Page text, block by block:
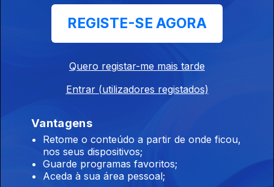
Piñeiro Nagy, Filipe Faria, Vanessa Pires, Fábio Loureiro,
Gonçalo Duarte e Isabel Meira: Reportagem Mudança Museu
Império dos Sentidos
Pedro Neves: Concertos OML, direção Pedro Neves; Henrique
Meira: Reportagem Cacofone
Império dos Sentidos
19 nov. 2025
REGISTE-SE AGORA
Quero registar-me mais tarde
Entrar (utilizadores registados)
Vantagens
Retome o conteúdo a partir de onde ficou,
nos seus dispositivos;
Guarde programas favoritos;
Aceda à sua área pessoal;